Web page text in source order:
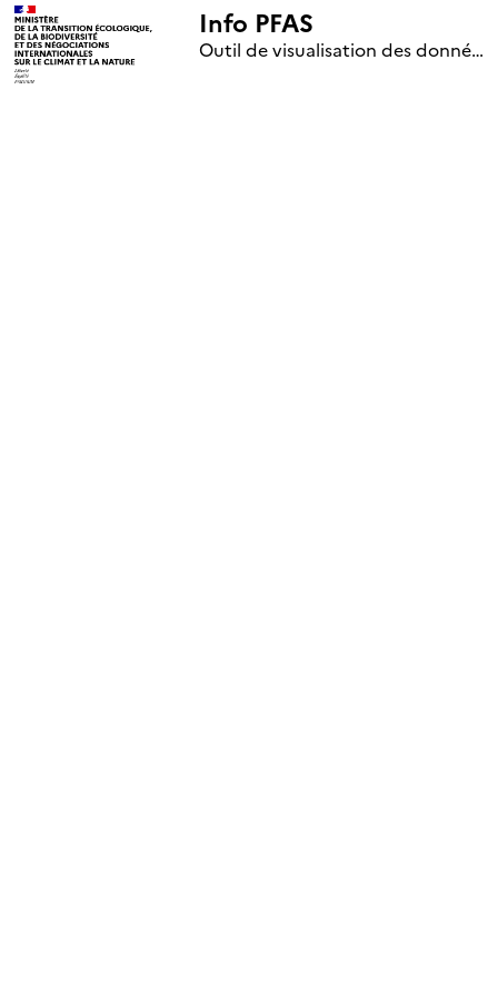
Info PFAS
Outil de visualisation des données nationales de surveillance des substances PFAS (mise à jour le 1er jour de chaque mois)
+
–